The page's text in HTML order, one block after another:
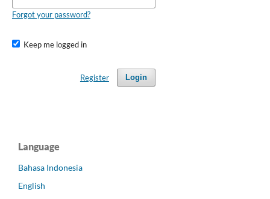
Forgot your password?
Keep me logged in
Login
Register
Language
Bahasa Indonesia
English